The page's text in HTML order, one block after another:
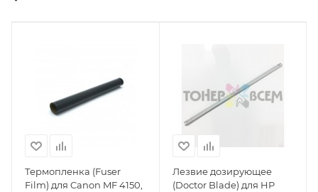
Термопленка (Fuser
Film) для Canon MF 4150,
Лезвие дозирующее
(Doctor Blade) для HP